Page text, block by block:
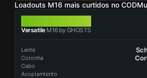
Loadouts M16 mais curtidos no
VersatileM16 by GHOSTS
Lente
Coronha
Cabo
Acoplamtento